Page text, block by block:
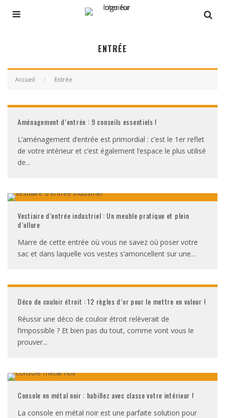
ENTRÉE
Accueil Entrée
Aménagement d’entrée : 9 conseils essentiels !
L’aménagement d’entrée est primordial : c’est le 1er reflet
de votre intérieur et c’est également l’espace le plus utilisé
de...
Vestiaire d’entrée industriel : Un meuble pratique et plein
d’allure
Marre de cette entrée où vous ne savez où poser votre
sac et dans laquelle vos vestes s’amoncellent sur une...
Déco de couloir étroit : 12 règles d’or pour le mettre en valeur !
Réussir une déco de couloir étroit relèverait de
l’impossible ? Et bien pas du tout, comme vont vous le
prouver...
Console en métal noir : habillez avec classe votre intérieur !
La console en métal noir est une parfaite solution pour